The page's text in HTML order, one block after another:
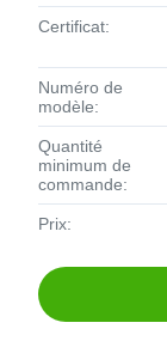
Certificat:
Numéro de
modèle:
Quantité
minimum de
commande:
Prix: